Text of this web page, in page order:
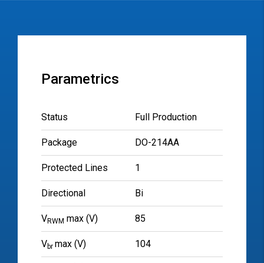
Parametrics
Status Full Production
Package DO-214AA
Protected Lines 1
Directional Bi
VRWM max (V) 85
Vbr max (V) 104